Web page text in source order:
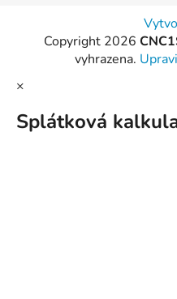
Copyright 2026
vyhrazena.
×
Splátková